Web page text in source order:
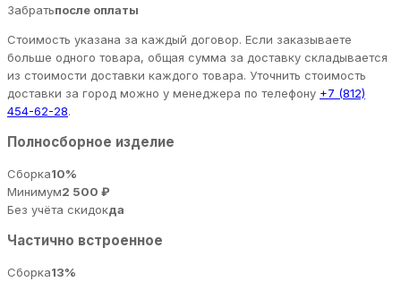
Забратьпосле оплаты
Стоимость указана за каждый договор. Если заказываете
больше одного товара, общая сумма за доставку складывается
из стоимости доставки каждого товара. Уточнить стоимость
доставки за город можно у менеджера по телефону +7 (812)
454-62-28.
Полносборное изделие
Сборка10%
Минимум2 500 ₽
Без учёта скидокда
Частично встроенное
Сборка13%